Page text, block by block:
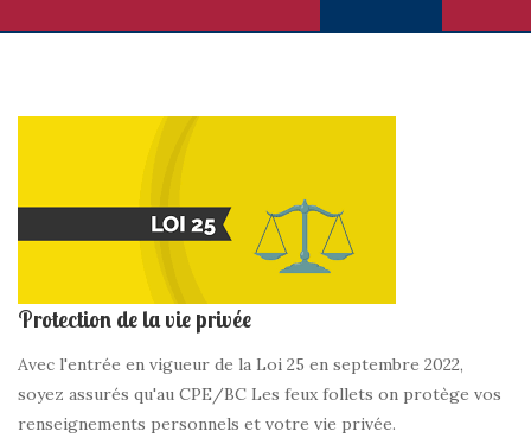
Protection de la vie privée
Avec l'entrée en vigueur de la Loi 25 en septembre 2022,
soyez assurés qu'au CPE/BC Les feux follets on protège vos
renseignements personnels et votre vie privée.